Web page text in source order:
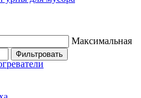
Максимальная
Фильтровать